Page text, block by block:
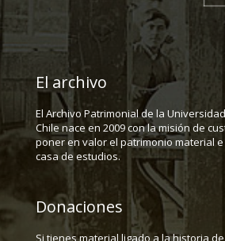
El archivo
El Archivo Patrimonial de la
Chile nace en 2009 con la misión de
poner en valor el patrimonio material
casa de estudios.
Donaciones
Si tienes material ligado a la historia